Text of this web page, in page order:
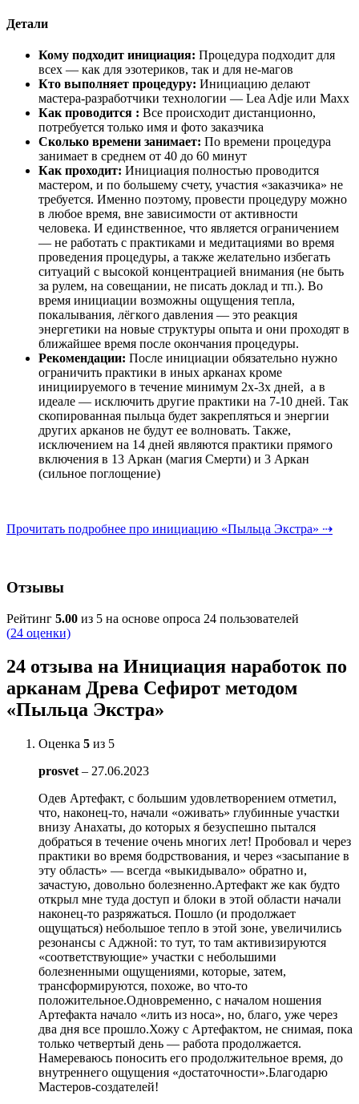
Детали
Кому подходит инициация: Процедура подходит для
всех — как для эзотериков, так и для не-магов
Кто выполняет процедуру: Инициацию делают
мастера-разработчики технологии — Lea Adje или Maxx
Как проводится : Все происходит дистанционно,
потребуется только имя и фото заказчика
Сколько времени занимает: По времени процедура
занимает в среднем от 40 до 60 минут
Как проходит: Инициация полностью проводится
мастером, и по большему счету, участия «заказчика» не
требуется. Именно поэтому, провести процедуру можно
в любое время, вне зависимости от активности
человека. И единственное, что является ограничением
— не работать с практиками и медитациями во время
проведения процедуры, а также желательно избегать
ситуаций с высокой концентрацией внимания (не быть
за рулем, на совещании, не писать доклад и тп.). Во
время инициации возможны ощущения тепла,
покалывания, лёгкого давления — это реакция
энергетики на новые структуры опыта и они проходят в
ближайшее время после окончания процедуры.
Рекомендации: После инициации обязательно нужно
ограничить практики в иных арканах кроме
инициируемого в течение минимум 2х-3х дней, а в
идеале — исключить другие практики на 7-10 дней. Так
скопированная пыльца будет закрепляться и энергии
других арканов не будут ее волновать. Также,
исключением на 14 дней являются практики прямого
включения в 13 Аркан (магия Смерти) и 3 Аркан
(сильное поглощение)
Прочитать подробнее про инициацию «Пыльца Экстра» ⇢
Отзывы
Рейтинг 5.00 из 5 на основе опроса 24 пользователей
(24 оценки)
24 отзыва на Инициация наработок по
арканам Древа Сефирот методом
«Пыльца Экстра»
Оценка 5 из 5
prosvet – 27.06.2023
Одев Артефакт, с большим удовлетворением отметил,
что, наконец-то, начали «оживать» глубинные участки
внизу Анахаты, до которых я безуспешно пытался
добраться в течение очень многих лет! Пробовал и через
практики во время бодрствования, и через «засыпание в
эту область» — всегда «выкидывало» обратно и,
зачастую, довольно болезненно.Артефакт же как будто
открыл мне туда доступ и блоки в этой области начали
наконец-то разряжаться. Пошло (и продолжает
ощущаться) небольшое тепло в этой зоне, увеличились
резонансы с Аджной: то тут, то там активизируются
«соответствующие» участки с небольшими
болезненными ощущениями, которые, затем,
трансформируются, похоже, во что-то
положительное.Одновременно, с началом ношения
Артефакта начало «лить из носа», но, благо, уже через
два дня все прошло.Хожу с Артефактом, не снимая, пока
только четвертый день — работа продолжается.
Намереваюсь поносить его продолжительное время, до
внутреннего ощущения «достаточности».Благодарю
Мастеров-создателей!